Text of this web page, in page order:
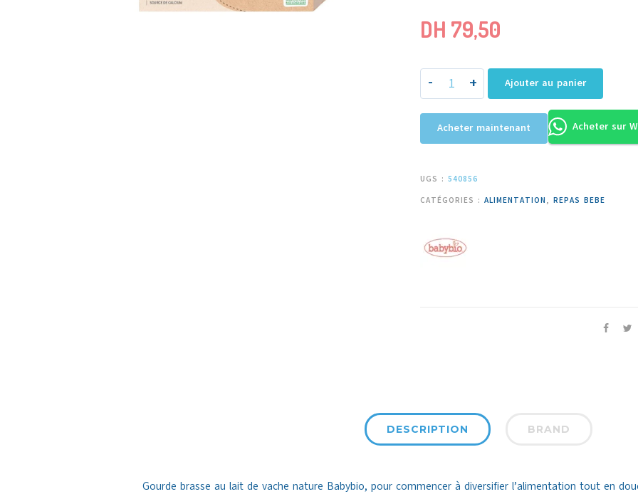
DH 79,50
- + Ajouter au panier
Acheter maintenant Acheter sur
UGS : 540856
CATÉGORIES : ALIMENTATION , REPAS BEBE
DESCRIPTION BRAND
Gourde brasse au lait de vache nature Babybio, pour commencer à diversifier l’alimentation tout en